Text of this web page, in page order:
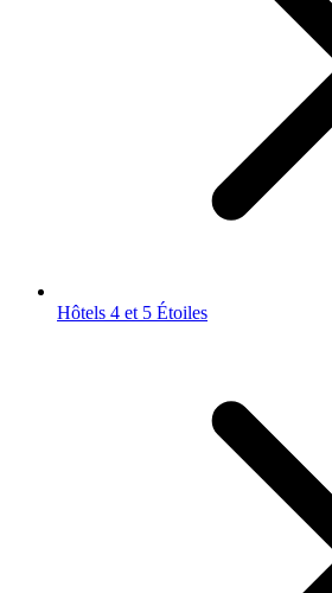
Hôtels 4 et 5 Étoiles